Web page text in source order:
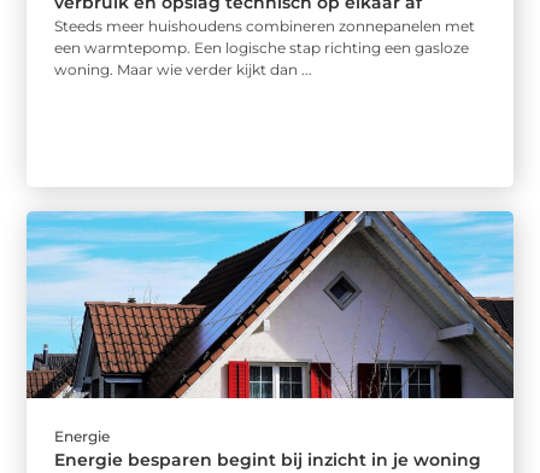
Steeds meer huishoudens combineren zonnepanelen met
een warmtepomp. Een logische stap richting een gasloze
woning. Maar wie verder kijkt dan ...
Energie
Energie besparen begint bij inzicht in je woning